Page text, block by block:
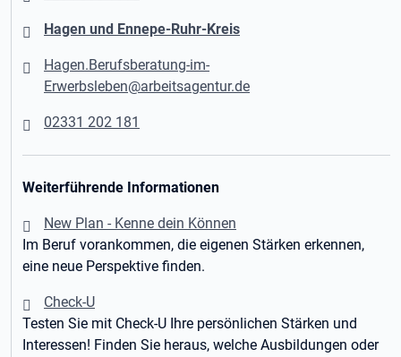
Hagen und Ennepe-Ruhr-Kreis
Hagen.Berufsberatung-im-
Erwerbsleben@arbeitsagentur.de
02331 202 181
Weiterführende Informationen
New Plan - Kenne dein Können
Im Beruf vorankommen, die eigenen Stärken erkennen,
eine neue Perspektive finden.
Check-U
Testen Sie mit Check-U Ihre persönlichen Stärken und
Interessen! Finden Sie heraus, welche Ausbildungen oder